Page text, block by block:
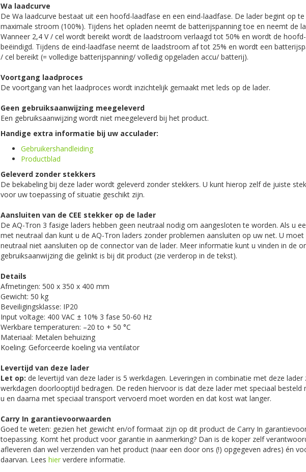
Wa laadcurve
De Wa laadcurve bestaat uit een hoofd-laadfase en een eind-laadfase. De lader begint op
maximale stroom (100%). Tijdens het opladen neemt de batterijspanning toe en neemt de
Wanneer 2,4 V / cel wordt bereikt wordt de laadstroom verlaagd tot 50% en wordt de
beëindigd. Tijdens de eind-laadfase neemt de laadstroom af tot 25% en wordt een
/ cel bereikt (= volledige batterijspanning/ volledig opgeladen accu/ batterij).
Voortgang laadproces
De voortgang van het laadproces wordt inzichtelijk gemaakt met leds op de lader.
Geen gebruiksaanwijzing meegeleverd
Een gebruiksaanwijzing wordt niet meegeleverd bij het product.
Handige extra informatie bij uw acculader:
Gebruikershandleiding
Productblad
Geleverd zonder stekkers
De bekabeling bij deze lader wordt geleverd zonder stekkers. U kunt hierop zelf de juiste
voor uw toepassing of situatie geschikt zijn.
Aansluiten van de CEE stekker op de lader
De AQ-Tron 3 fasige laders hebben geen neutraal nodig om aangesloten te worden. Als u
met neutraal dan kunt u de AQ-Tron laders zonder problemen aansluiten op uw net. U moet
neutraal niet aansluiten op de connector van de lader. Meer informatie kunt u vinden in de
gebruiksaanwijzing die gelinkt is bij dit product (zie verderop in de tekst).
Details
Afmetingen: 500 x 350 x 400 mm
Gewicht: 50 kg
Beveiligingsklasse: IP20
Input voltage: 400 VAC ± 10% 3 fase 50-60 Hz
Werkbare temperaturen: –20 to + 50 °C
Materiaal: Metalen behuizing
Koeling: Geforceerde koeling via ventilator
Levertijd van deze lader
Let op: de levertijd van deze lader is 5 werkdagen. Leveringen in combinatie met deze lader
werkdagen doorlooptijd bedragen. De reden hiervoor is dat deze lader met speciaal
u en daarna met speciaal transport vervoerd moet worden en dat kost wat langer.
Carry In garantievoorwaarden
Goed te weten: gezien het gewicht en/of formaat zijn op dit product de Carry In
toepassing. Komt het product voor garantie in aanmerking? Dan is de koper zelf
afleveren dan wel verzenden van het product (naar een door ons (!) opgegeven adres) én
daarvan. Lees hier verdere informatie.